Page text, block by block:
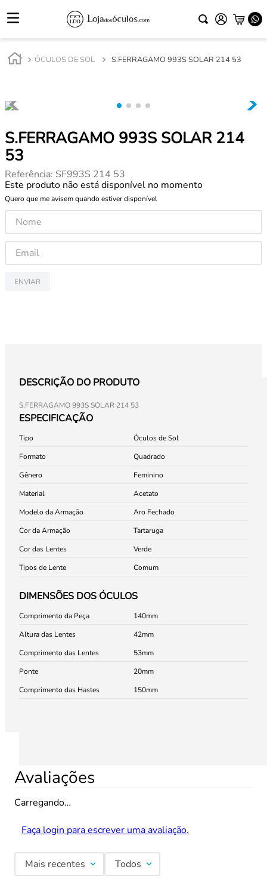
ÓCULOS DE SOL S.FERRAGAMO 993S SOLAR 214 53
S.FERRAGAMO 993S SOLAR 214
53
Referência: SF993S 214 53
Este produto não está disponível no momento
Quero que me avisem quando estiver disponível
ENVIAR
DESCRIÇÃO DO PRODUTO
S.FERRAGAMO 993S SOLAR 214 53
ESPECIFICAÇÃO
Tipo
Óculos de Sol
Formato
Quadrado
Gênero
Feminino
Material
Acetato
Modelo da Armação
Aro Fechado
Cor da Armação
Tartaruga
Cor das Lentes
Verde
Tipos de Lente
Comum
DIMENSÕES DOS ÓCULOS
Comprimento da Peça
140
Altura das Lentes
42
Comprimento das Lentes
53
Ponte
20
Comprimento das Hastes
150
Avaliações
Carregando…
Faça login para escrever uma avaliação.
Mais recentes Todos